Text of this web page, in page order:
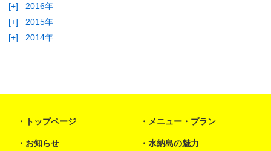
[+]
2016年
[+]
2015年
[+]
2014年
トップページ メニュー・プラン
お知らせ 水納島の魅力